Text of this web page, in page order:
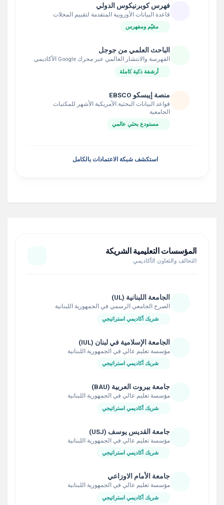
فهرس كوبرنيكوس الدولي
قاعدة البيانات الأوروبية المتقدمة لتقييم المجلات
مقيّم ومفهرس
الباحث العلمي من جوجل
الفهرسة والانتشار العالمي عبر محرك Google الأكاديمي
أرشفة ذكية كاملة
منصة إيبسكو EBSCO
قواعد البيانات البحثية الأمريكية الأشهر للمكتبات
الجامعية
مستودع بحثي عالمي
استكشف شبكة الاعتمادات بالكامل
المؤسسات التعليمية الشريكة
التحالف والتعاون الأكاديمي
الجامعة اللبنانية (UL)
الصرح الجامعي الرسمي في الجمهورية اللبنانية
شريك أكاديمي استراتيجي
الجامعة الإسلامية في لبنان (IUL)
مؤسسة تعليم عالي في الجمهورية اللبنانية
شريك أكاديمي استراتيجي
جامعة بيروت العربية (BAU)
مؤسسة تعليم عالي في الجمهورية اللبنانية
شريك أكاديمي استراتيجي
جامعة القديس يوسف (USJ)
مؤسسة تعليم عالي في الجمهورية اللبنانية
شريك أكاديمي استراتيجي
جامعة الأمام الاوزاعي
مؤسسة تعليم عالي في الجمهورية اللبنانية
شريك أكاديمي استراتيجي